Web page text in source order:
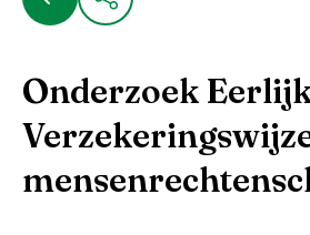
Onderzoek